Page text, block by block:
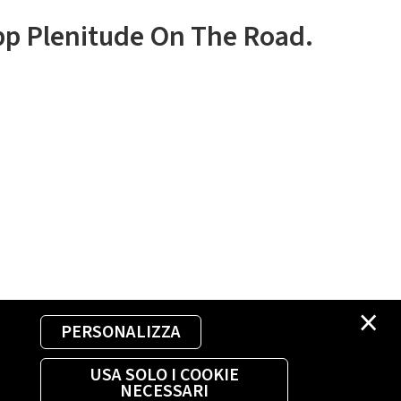
×
PERSONALIZZA
USA SOLO I COOKIE
NECESSARI
Plenitude On The Road.